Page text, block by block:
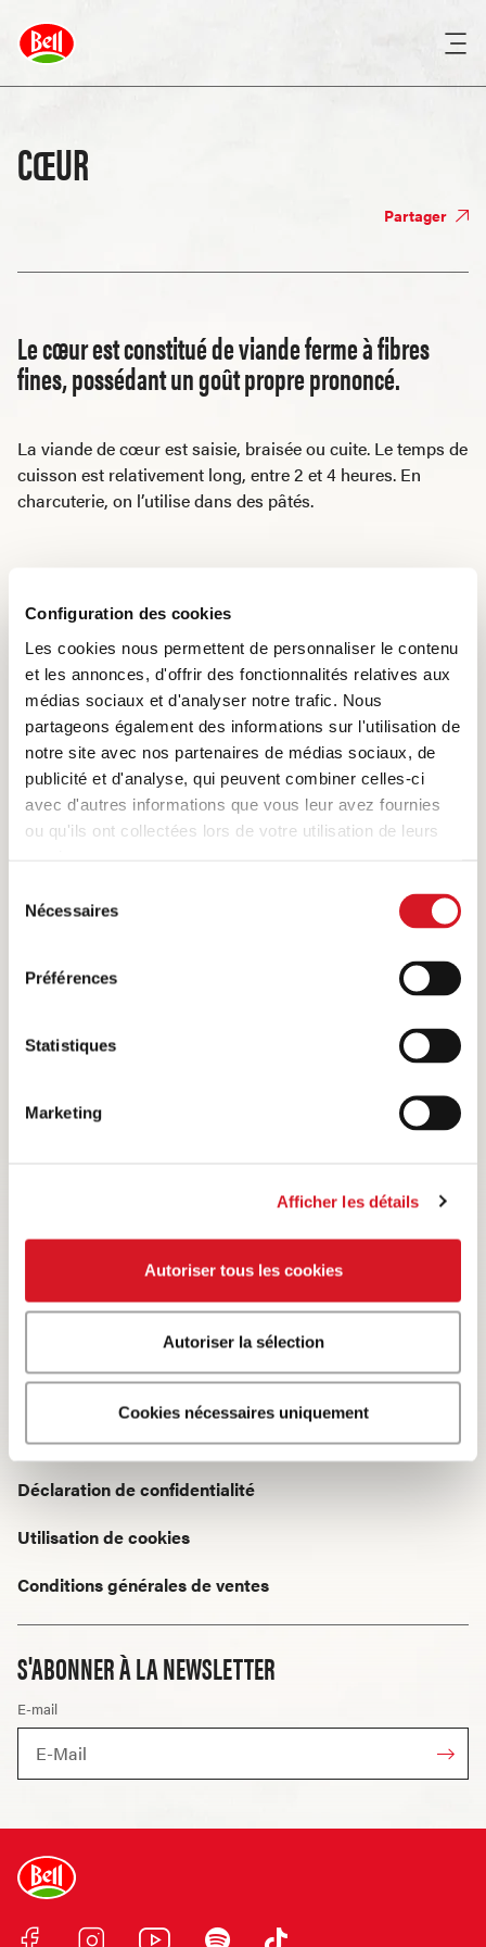
Configuration des cookies
Les cookies nous permettent de personnaliser le contenu
et les annonces, d'offrir des fonctionnalités relatives aux
médias sociaux et d'analyser notre trafic. Nous
partageons également des informations sur l'utilisation de
notre site avec nos partenaires de médias sociaux, de
publicité et d'analyse, qui peuvent combiner celles-ci
avec d'autres informations que vous leur avez fournies
ou qu'ils ont collectées lors de votre utilisation de leurs
Nécessaires
Préférences
Statistiques
Marketing
Afficher les détails
Autoriser tous les cookies
Autoriser la sélection
Cookies nécessaires uniquement
CŒUR
Partager
Le cœur est constitué de viande ferme à fibres
fines, possédant un goût propre prononcé.
La viande de cœur est saisie, braisée ou cuite. Le temps de
cuisson est relativement long, entre 2 et 4 heures. En
charcuterie, on l’utilise dans des pâtés.
Niveau
Morceau de viande · Cœur
S'ABONNER À LA NEWSLETTER
E-mail
Compliance Bell Food Group
Contact et soutien
Mentions légales
Déclaration de confidentialité
Utilisation de cookies
Conditions générales de ventes